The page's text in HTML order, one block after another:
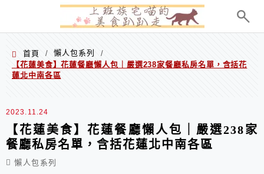
首頁 / 懶人包系列
/
【花蓮美食】花蓮餐廳懶人包｜嚴選238家餐廳私房名單，含括花
蓮北中南各區
2023.11.24
【花蓮美食】花蓮餐廳懶人包｜嚴選238家
餐廳私房名單，含括花蓮北中南各區
懶人包系列